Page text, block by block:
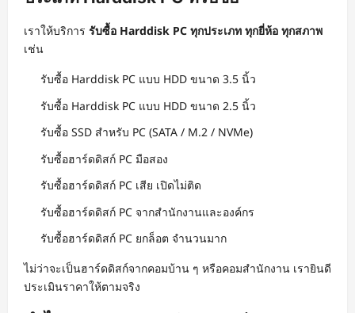
เราให้บริการ รับซื้อ Harddisk PC ทุกประเภท ทุกยี่ห้อ ทุกสภาพ
เช่น
รับซื้อ Harddisk PC แบบ HDD ขนาด 3.5 นิ้ว
รับซื้อ Harddisk PC แบบ HDD ขนาด 2.5 นิ้ว
รับซื้อ SSD สำหรับ PC (SATA / M.2 / NVMe)
รับซื้อฮาร์ดดิสก์ PC มือสอง
รับซื้อฮาร์ดดิสก์ PC เสีย เปิดไม่ติด
รับซื้อฮาร์ดดิสก์ PC จากสำนักงานและองค์กร
รับซื้อฮาร์ดดิสก์ PC ยกล็อต จำนวนมาก
ไม่ว่าจะเป็นฮาร์ดดิสก์จากคอมบ้าน ๆ หรือคอมสำนักงาน เรายินดี
ประเมินราคาให้ตามจริง